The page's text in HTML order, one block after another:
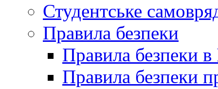
Студентське
Правила безпеки
Правила безпеки в
Правила безпеки